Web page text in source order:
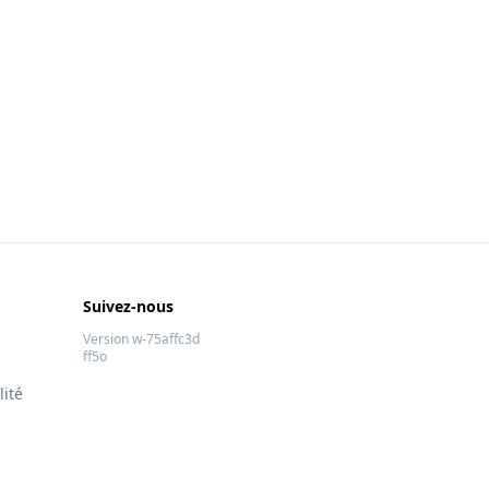
Suivez-nous
Version w-75affc3d
ff5o